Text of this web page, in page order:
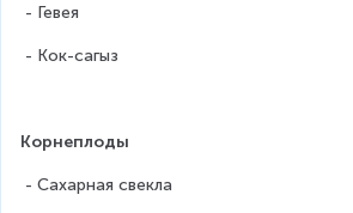
- Гевея
- Кок-сагыз
Корнеплоды
- Сахарная свекла